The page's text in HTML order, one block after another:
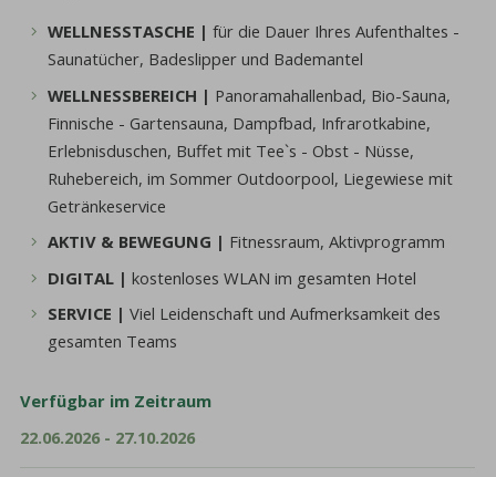
WELLNESSTASCHE | für die Dauer Ihres Aufenthaltes -
Saunatücher, Badeslipper und Bademantel
WELLNESSBEREICH | Panoramahallenbad, Bio-Sauna,
Finnische - Gartensauna, Dampfbad, Infrarotkabine,
Erlebnisduschen, Buffet mit Tee`s - Obst - Nüsse,
Ruhebereich, im Sommer Outdoorpool, Liegewiese mit
Getränkeservice
AKTIV & BEWEGUNG | Fitnessraum, Aktivprogramm
DIGITAL | kostenloses WLAN im gesamten Hotel
SERVICE | Viel Leidenschaft und Aufmerksamkeit des
gesamten Teams
Verfügbar im Zeitraum
22.06.2026 - 27.10.2026